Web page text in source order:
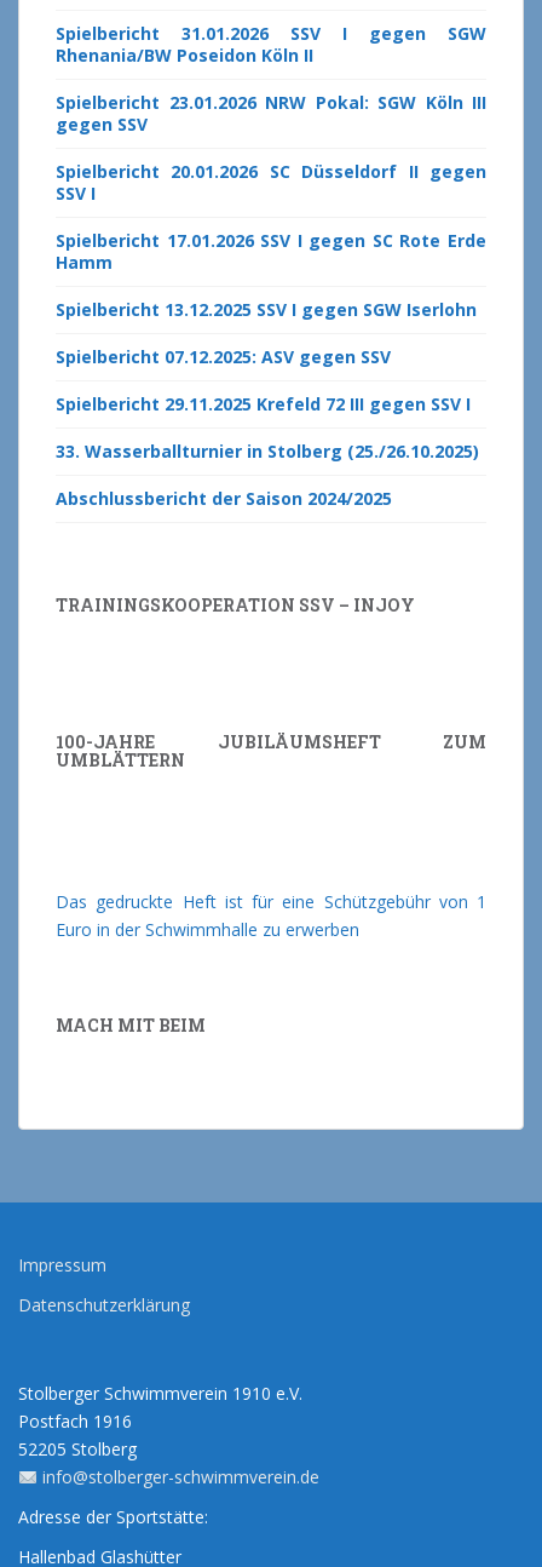
Spielbericht 31.01.2026 SSV I gegen SGW
Rhenania/BW Poseidon Köln II
Spielbericht 23.01.2026 NRW Pokal: SGW Köln III
gegen SSV
Spielbericht 20.01.2026 SC Düsseldorf II gegen
SSV I
Spielbericht 17.01.2026 SSV I gegen SC Rote Erde
Hamm
Spielbericht 13.12.2025 SSV I gegen SGW Iserlohn
Spielbericht 07.12.2025: ASV gegen SSV
Spielbericht 29.11.2025 Krefeld 72 III gegen SSV I
33. Wasserballturnier in Stolberg (25./26.10.2025)
Abschlussbericht der Saison 2024/2025
TRAININGSKOOPERATION SSV – INJOY
100-JAHRE JUBILÄUMSHEFT ZUM
UMBLÄTTERN
Das gedruckte Heft ist für eine Schützgebühr von 1
Euro in der Schwimmhalle zu erwerben
MACH MIT BEIM
Impressum
Datenschutzerklärung
Stolberger Schwimmverein 1910 e.V.
Postfach 1916
52205 Stolberg
info@stolberger-schwimmverein.de
Adresse der Sportstätte:
Hallenbad Glashütter